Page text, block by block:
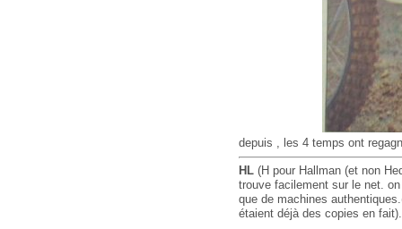
depuis , les 4 temps ont
HL (H pour Hallman (et non
trouve facilement sur le net.
que de machines
étaient déjà des copies en fait).